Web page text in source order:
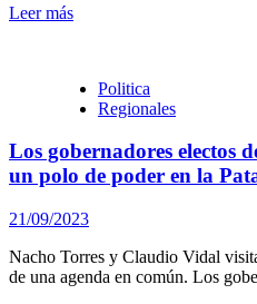
Leer más
Politica
Regionales
Los gobernadores electos
un polo de poder en la
21/09/2023
Nacho Torres y Claudio Vidal
de una agenda en común. Los